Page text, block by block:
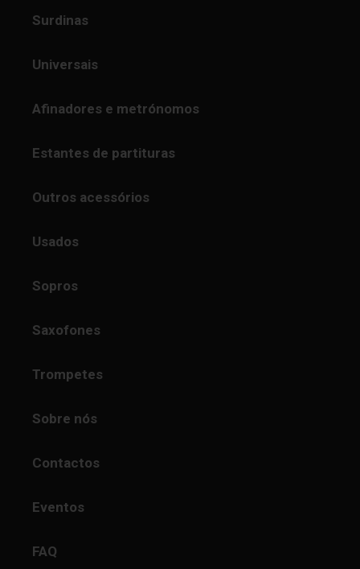
Surdinas
Universais
Afinadores e metrónomos
Estantes de partituras
Outros acessórios
Usados
Sopros
Saxofones
Trompetes
Sobre nós
Contactos
Eventos
FAQ